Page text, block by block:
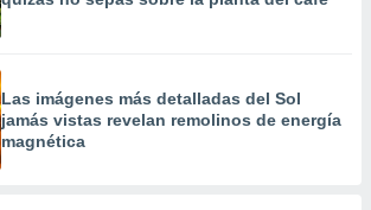
Las imágenes más detalladas del Sol
jamás vistas revelan remolinos de energía
magnética